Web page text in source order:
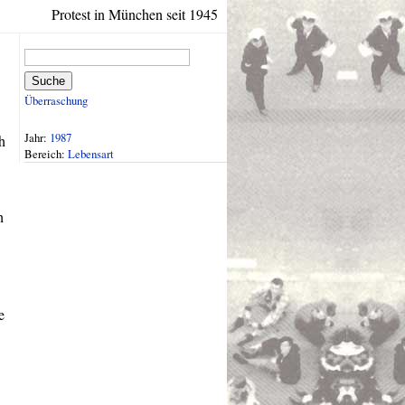
Protest in München seit 1945
Suche
Überraschung
Jahr: 1987
Bereich: Lebensart